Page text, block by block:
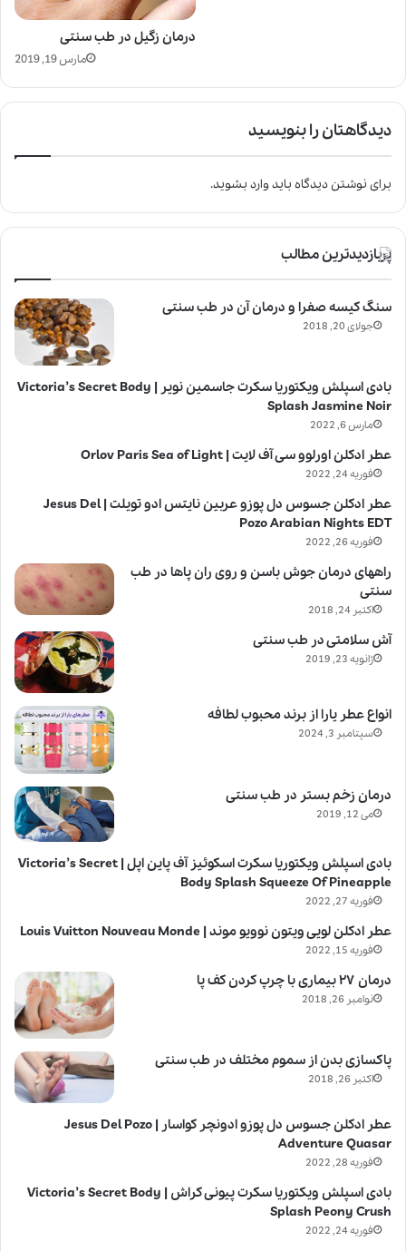
درمان زگیل در طب سنتی
مارس 19, 2019
دیدگاهتان را بنویسید
برای نوشتن دیدگاه بایدوارد بشوید.
پربازدیدترین مطالب
سنگ کیسه صفرا و درمان آن در طب سنتی
جولای 20, 2018
بادی اسپلش ویکتوریا سکرت جاسمین نویر | Victoria’s Secret Body
Splash Jasmine Noir
مارس 6, 2022
عطر ادکلن اورلوو سی آف لایت | Orlov Paris Sea of Light
فوریه 24, 2022
عطر ادکلن جسوس دل پوزو عربین نایتس ادو تویلت | Jesus Del
Pozo Arabian Nights EDT
فوریه 26, 2022
راههای درمان جوش باسن و روی ران پاها در طب
سنتی
اکتبر 24, 2018
آش سلامتی در طب سنتی
ژانویه 23, 2019
انواع عطر یارا از برند محبوب لطافه
سپتامبر 3, 2024
درمان زخم بستر در طب سنتی
می 12, 2019
بادی اسپلش ویکتوریا سکرت اسکوئیز آف پاین اپل | Victoria’s Secret
Body Splash Squeeze Of Pineapple
فوریه 27, 2022
عطر ادکلن لویی ویتون نوویو موند | Louis Vuitton Nouveau Monde
فوریه 15, 2022
درمان ۲۷ بیماری با چرپ کردن کف پا
نوامبر 26, 2018
پاکسازی بدن از سموم مختلف در طب سنتی
اکتبر 26, 2018
عطر ادکلن جسوس دل پوزو ادونچر کواسار | Jesus Del Pozo
Adventure Quasar
فوریه 28, 2022
بادی اسپلش ویکتوریا سکرت پیونی کراش | Victoria’s Secret Body
Splash Peony Crush
فوریه 24, 2022